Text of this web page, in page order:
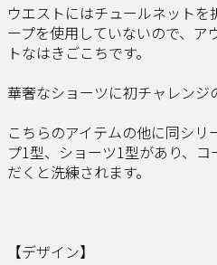
ウエストにはチュールネット
ープを使用していないので、ア
トなはきごこちです。
華奢なショーツに初チャレンジ
こちらのアイテムの他に同シリ
プ1型、ショーツ1型があり、
だくと洗練されます。
【デザイン】